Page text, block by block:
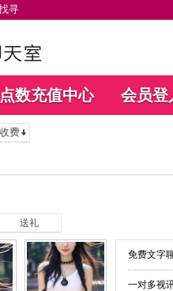
寻
点数充值中心 会员登
费
送礼
免费文字
一对多视